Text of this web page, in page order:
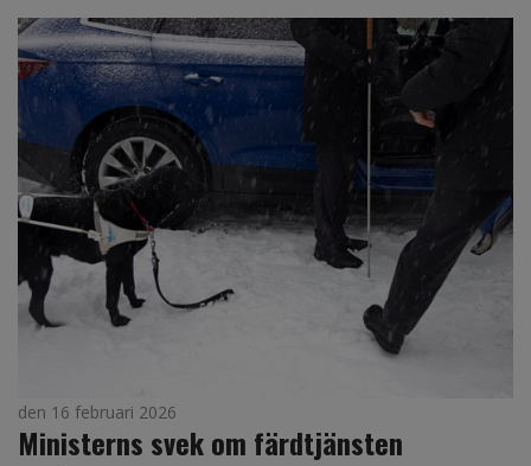
den 16 februari 2026
Ministerns svek om färdtjänsten